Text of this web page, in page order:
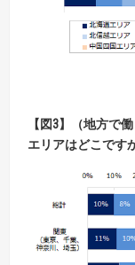
【図3】（地方で
エリアはどこです